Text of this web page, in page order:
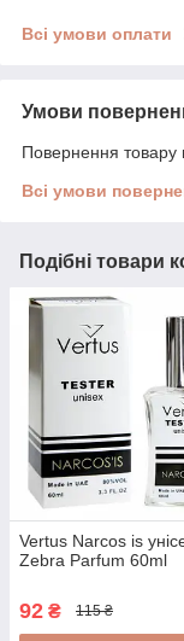
Всі умови оплати
Умови
Повернення товару
Всі умови
Подібні товари
Vertus Narcos is
Zebra Parfum 60ml
92 ₴ 115 ₴